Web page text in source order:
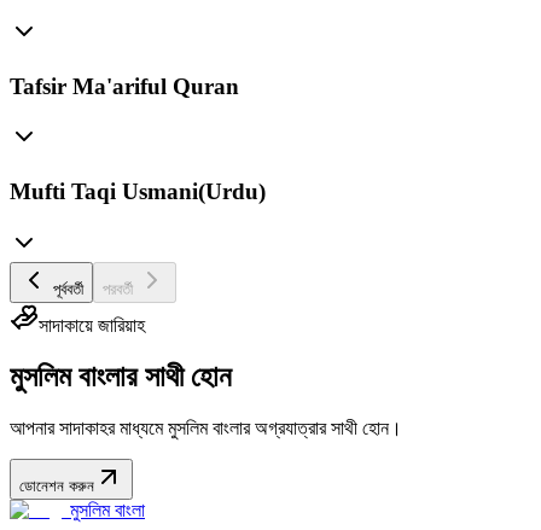
Tafsir Ma'ariful Quran
Mufti Taqi Usmani(Urdu)
পূর্ববর্তী পরবর্তী
সাদাকায়ে জারিয়াহ
মুসলিম বাংলার সাথী হোন
আপনার সাদাকাহর মাধ্যমে মুসলিম বাংলার অগ্রযাত্রার সাথী হোন।
ডোনেশন করুন
মুসলিম বাংলা